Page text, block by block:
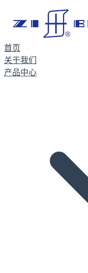
首页
关于我们
产品中心